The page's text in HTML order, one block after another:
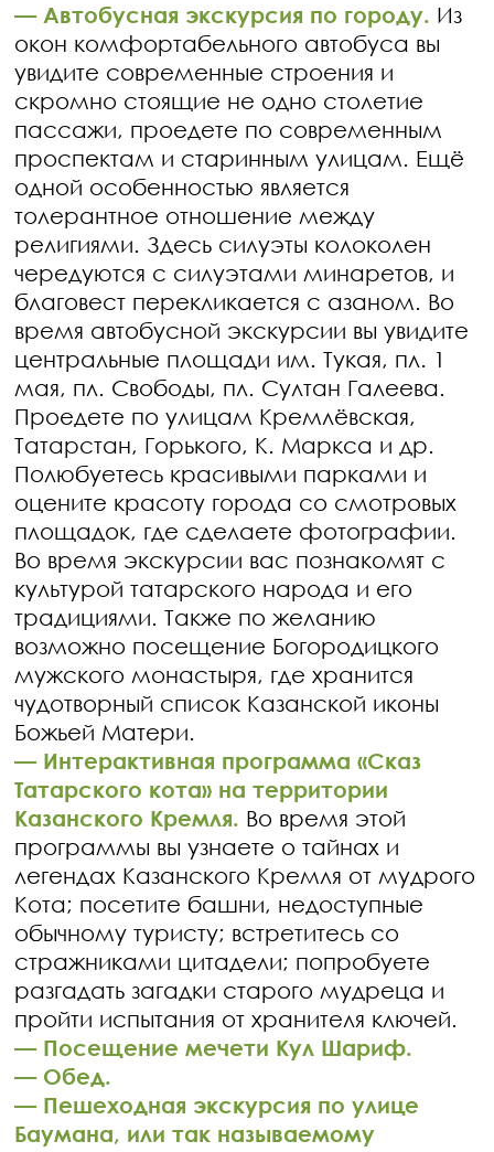
— Автобусная экскурсия по городу. Из
окон комфортабельного автобуса вы
увидите современные строения и
скромно стоящие не одно столетие
пассажи, проедете по современным
проспектам и старинным улицам. Ещё
одной особенностью является
толерантное отношение между
религиями. Здесь силуэты колоколен
чередуются с силуэтами минаретов, и
благовест перекликается с азаном. Во
время автобусной экскурсии вы увидите
центральные площади им. Тукая, пл. 1
мая, пл. Свободы, пл. Султан Галеева.
Проедете по улицам Кремлёвская,
Татарстан, Горького, К. Маркса и др.
Полюбуетесь красивыми парками и
оцените красоту города со смотровых
площадок, где сделаете фотографии.
Во время экскурсии вас познакомят с
культурой татарского народа и его
традициями. Также по желанию
возможно посещение Богородицкого
мужского монастыря, где хранится
чудотворный список Казанской иконы
Божьей Матери.
— Интерактивная программа «Сказ
Татарского кота» на территории
Казанского Кремля. Во время этой
программы вы узнаете о тайнах и
легендах Казанского Кремля от мудрого
Кота; посетите башни, недоступные
обычному туристу; встретитесь со
стражниками цитадели; попробуете
разгадать загадки старого мудреца и
пройти испытания от хранителя ключей.
— Посещение мечети Кул Шариф.
— Обед.
— Пешеходная экскурсия по улице
Баумана, или так называемому